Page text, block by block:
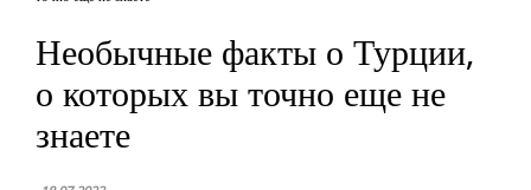
Необычные факты о Турции,
о которых вы точно еще не
знаете